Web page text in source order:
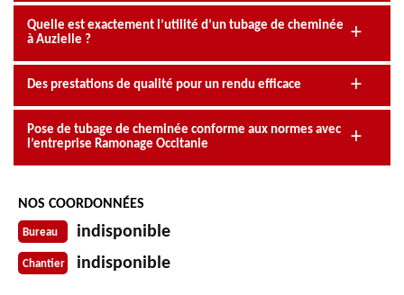
Quelle est exactement l’utilité d’un tubage de cheminée
à Auzielle ?
Des prestations de qualité pour un rendu efficace
Pose de tubage de cheminée conforme aux normes avec
l’entreprise Ramonage Occitanie
NOS COORDONNÉES
Bureau indisponible
Chantier indisponible